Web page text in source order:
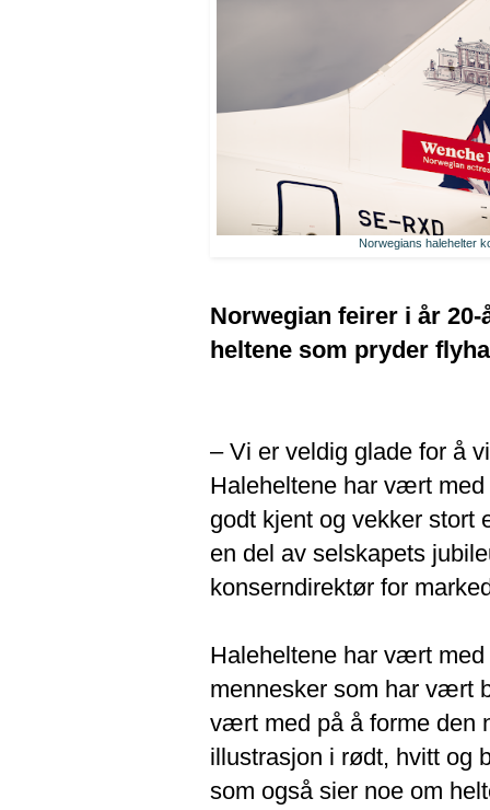
Norwegians halehelter
Norwegian feirer i år
heltene som pryder
– Vi er veldig glade for å
Haleheltene har vært
godt kjent og vekker stort
en del av selskapets
konserndirektør for
Haleheltene har vært
mennesker som har vært
vært med på å forme den
illustrasjon i rødt, hvitt og
som også sier noe om